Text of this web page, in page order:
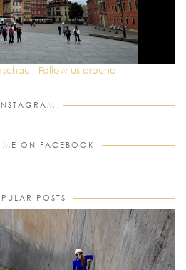
- Follow us around
ME ON FACEBOOK
POSTS